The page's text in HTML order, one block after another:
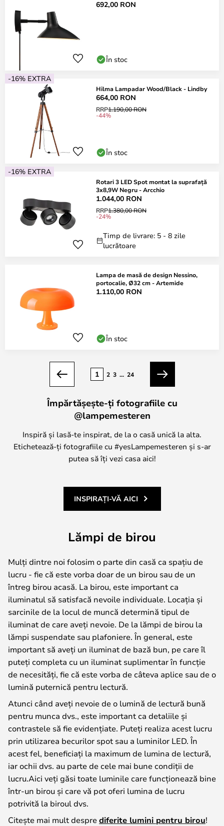
692,00 RON
În stoc
-16% EXTRA
Hilma Lampadar Wood/Black - Lindby
664,00 RON
RRP1.190,00 RON
-44%
În stoc
-16% EXTRA
Rotari 3 LED Spot montat la suprafață
3x8,9W Negru - Arcchio
1.044,00 RON
RRP1.380,00 RON
-24%
Timp de livrare: 5 - 8 zile
lucrătoare
Lampa de masă de design Nessino,
portocalie, Ø32 cm - Artemide
1.110,00 RON
În stoc
Anterior
1 2 3 ... 24
Următorul
Împărtășește-ți fotografiile cu
@lampemesteren
Inspiră și lasă-te inspirat, de la o casă unică la alta.
Etichetează-ți fotografiile cu #yesLampemesteren și s-ar
putea să îți vezi casa aici!
INSPIRAȚI-VĂ AICI
Lămpi de birou
Mulți dintre noi folosim o parte din casă ca spațiu de
lucru - fie că este vorba doar de un birou sau de un
întreg birou acasă. La birou, este important ca
iluminatul să satisfacă nevoile individuale. Locația și
sarcinile de la locul de muncă determină tipul de
iluminat de care aveți nevoie. De la lămpi de birou la
lămpi suspendate sau plafoniere. În general, este
important să aveți un iluminat de bază bun, pe care îl
puteți completa cu un iluminat suplimentar în funcție
de necesități, fie că este vorba de câteva aplice sau de o
lumină puternică pentru lectură.
Atunci când aveți nevoie de o lumină de lectură bună
pentru munca dvs., este important ca detaliile și
contrastele să fie evidențiate. Puteți realiza acest lucru
prin utilizarea becurilor spot sau a luminilor LED. În
acest fel, beneficiați la maximum de lumina de lectură,
iar ochii dvs. au parte de cele mai bune condiții de
lucru.Aici veți găsi toate luminile care funcționează bine
într-un birou și care vă pot oferi lumina de lucru
potrivită la biroul dvs.
Citește mai mult desprediferite lumini pentru birou!